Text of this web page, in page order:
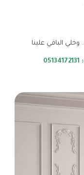
الباقي علينا